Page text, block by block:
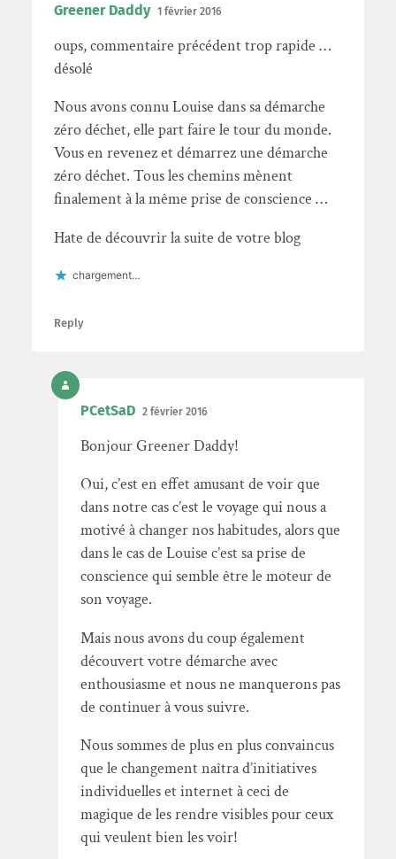
Greener Daddy 1 février 2016
oups, commentaire précédent trop rapide …
désolé
Nous avons connu Louise dans sa démarche
zéro déchet, elle part faire le tour du monde.
Vous en revenez et démarrez une démarche
zéro déchet. Tous les chemins mènent
finalement à la même prise de conscience …
Hate de découvrir la suite de votre blog
chargement…
Reply
PCetSaD 2 février 2016
Bonjour Greener Daddy!
Oui, c’est en effet amusant de voir que
dans notre cas c’est le voyage qui nous a
motivé à changer nos habitudes, alors que
dans le cas de Louise c’est sa prise de
conscience qui semble être le moteur de
son voyage.
Mais nous avons du coup également
découvert votre démarche avec
enthousiasme et nous ne manquerons pas
de continuer à vous suivre.
Nous sommes de plus en plus convaincus
que le changement naîtra d’initiatives
individuelles et internet à ceci de
magique de les rendre visibles pour ceux
qui veulent bien les voir!